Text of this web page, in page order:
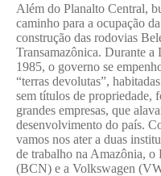
Além do Planalto Central,
caminho para a ocupação
construção das rodovias
Transamazônica. Durante
1985, o governo se
“terras devolutas”,
sem títulos de propriedade,
grandes empresas, que
desenvolvimento do país.
vamos nos ater a duas
de trabalho na Amazônia,
(BCN) e a Volkswagen